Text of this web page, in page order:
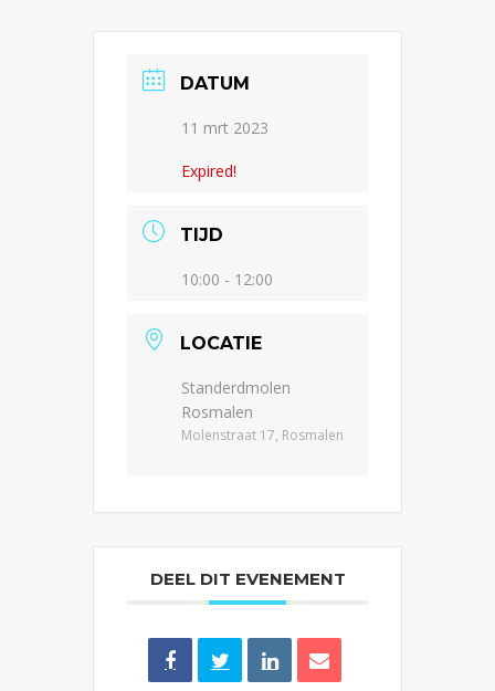
DATUM
11 mrt 2023
Expired!
TIJD
10:00 - 12:00
LOCATIE
Standerdmolen
Rosmalen
Molenstraat 17, Rosmalen
DEEL DIT EVENEMENT